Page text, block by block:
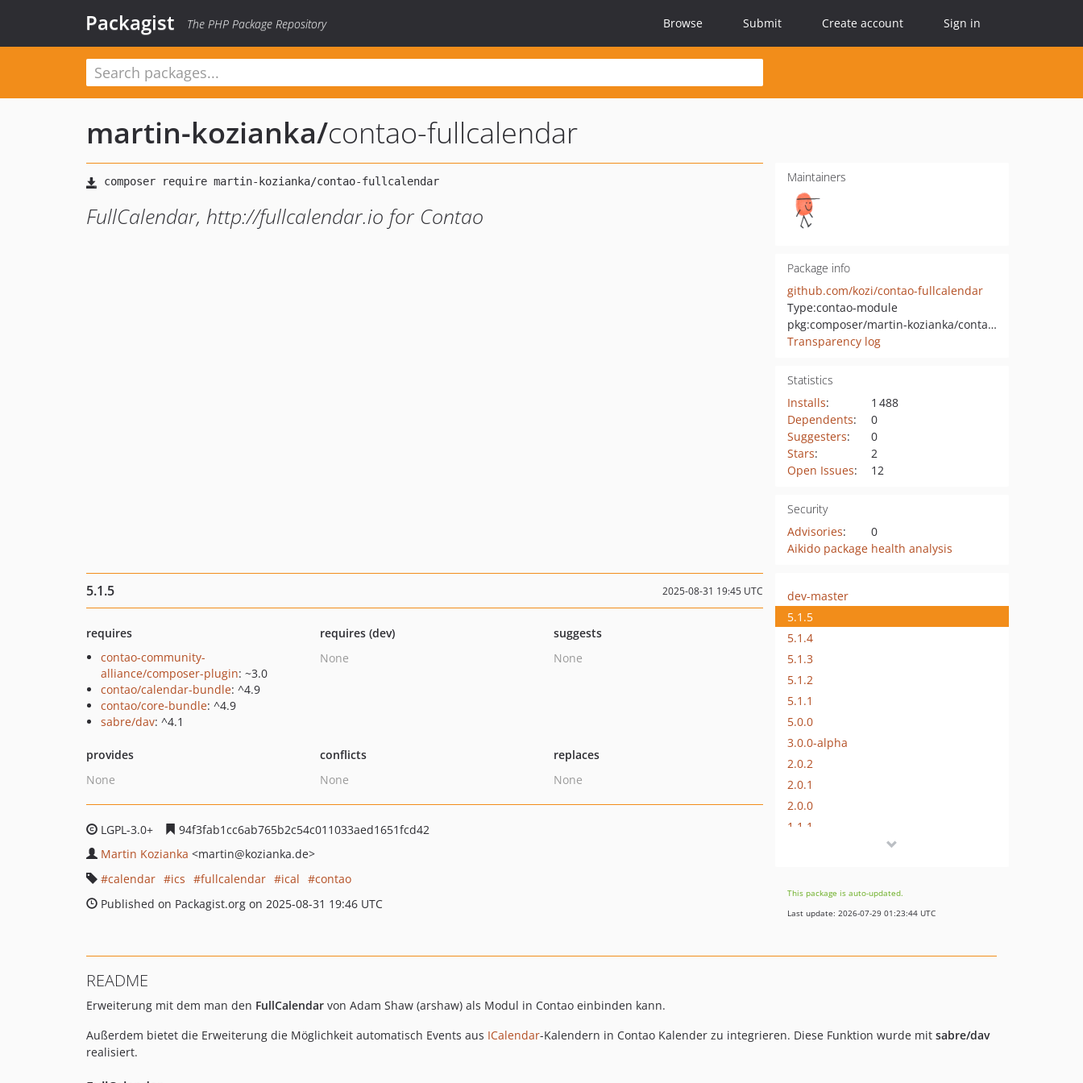
Packagist The PHP Package Repository Browse Submit Create account Sign in
martin-kozianka/contao-fullcalendar
FullCalendar, http://fullcalendar.io for Contao
Maintainers
Package info
github.com/kozi/contao-fullcalendar
Type:contao-module
pkg:composer/martin-kozianka/contao-fullcalendar
Transparency log
Statistics
Installs:
1 488
Dependents:
0
Suggesters:
0
Stars:
2
Open Issues: 12
Security
Advisories:
0
Aikido package health analysis
5.1.5 2025-08-31 19:45 UTC
requires
contao-community-
alliance/composer-plugin: ~3.0
contao/calendar-bundle: ^4.9
contao/core-bundle: ^4.9
sabre/dav: ^4.1
requires (dev)
None
suggests
None
provides
None
conflicts
None
replaces
None
LGPL-3.0+
94f3fab1cc6ab765b2c54c011033aed1651fcd42
Martin Kozianka <martin@kozianka.de>
calendar
ics fullcalendar ical
contao
Published on Packagist.org on 2025-08-31 19:46 UTC
dev-master
5.1.5
5.1.4
5.1.3
5.1.2
5.1.1
5.0.0
3.0.0-alpha
2.0.2
2.0.1
2.0.0
1.1.1
1.0.0
0.8.4
0.6.11
This package is auto-updated.
Last update: 2026-07-29 01:23:44 UTC
README
Erweiterung mit dem man den FullCalendar von Adam Shaw (arshaw) als Modul in Contao einbinden kann.
Außerdem bietet die Erweiterung die Möglichkeit automatisch Events aus ICalendar-Kalendern in Contao Kalender zu integrieren. Diese Funktion wurde mit sabre/dav
realisiert.